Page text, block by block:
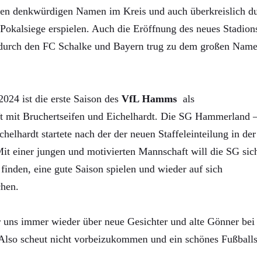
denkwürdigen Namen im Kreis und auch überkreislich
erspielen. Auch die Eröffnung des neues
den FC Schalke und Bayern trug zu dem großen
ist die erste Saison des VfL Hamms als
mit Bruchertseifen und Eichelhardt. Die SG Hammerland
startete nach der der neuen Staffeleinteilung in der
einer jungen und motivierten Mannschaft will die SG
eine gute Saison spielen und wieder auf sich
immer wieder über neue Gesichter und alte Gönner bei
scheut nicht vorbeizukommen und ein schönes